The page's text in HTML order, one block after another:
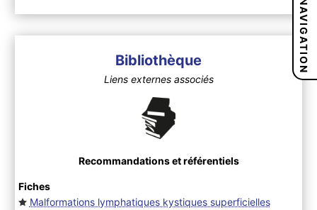
Bibliothèque
Liens externes associés
Recommandations et référentiels
Fiches
Malformations lymphatiques kystiques superficielles
NAVIGATION